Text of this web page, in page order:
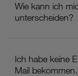
Wie kann ich
unterscheiden?
Ich habe keine
Mail